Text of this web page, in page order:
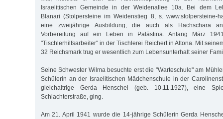
Israelitischen Gemeinde in der Weidenallee 10a. Bei dem
Blanari (Stolpersteine im Weidenstieg 8, s. www.stolpersteine-
eine zweijährige Ausbildung, die auch als Hachschara
Vorbereitung auf ein Leben in Palästina. Anfang März
"Tischlerhilfsarbeiter" in der Tischlerei Reichert in Altona. Mit
32 Reichsmark trug er wesentlich zum Lebensunterhalt seiner
Seine Schwester Wilma besuchte erst die "Warteschule" am
Schülerin an der Israelitischen Mädchenschule in der
gleichaltrige Gerda Henschel (geb. 10.11.1927), eine
Schlachterstraße, ging.
Am 21. April 1941 wurde die 14-jährige Schülerin Gerda